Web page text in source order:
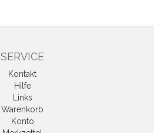
SERVICE
Kontakt
Hilfe
Links
Warenkorb
Konto